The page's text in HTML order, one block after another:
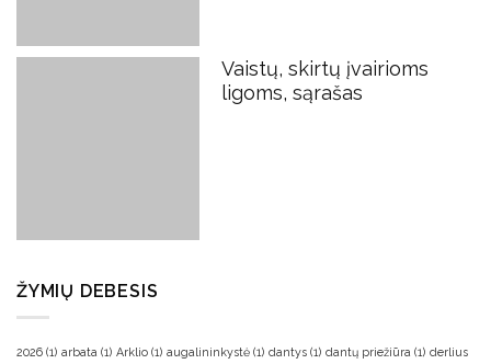
Vaistų, skirtų įvairioms
ligoms, sąrašas
ŽYMIŲ DEBESIS
2026 (1) arbata (1) Arklio (1) augalininkystė (1) dantys (1) dantų priežiūra (1) derlius